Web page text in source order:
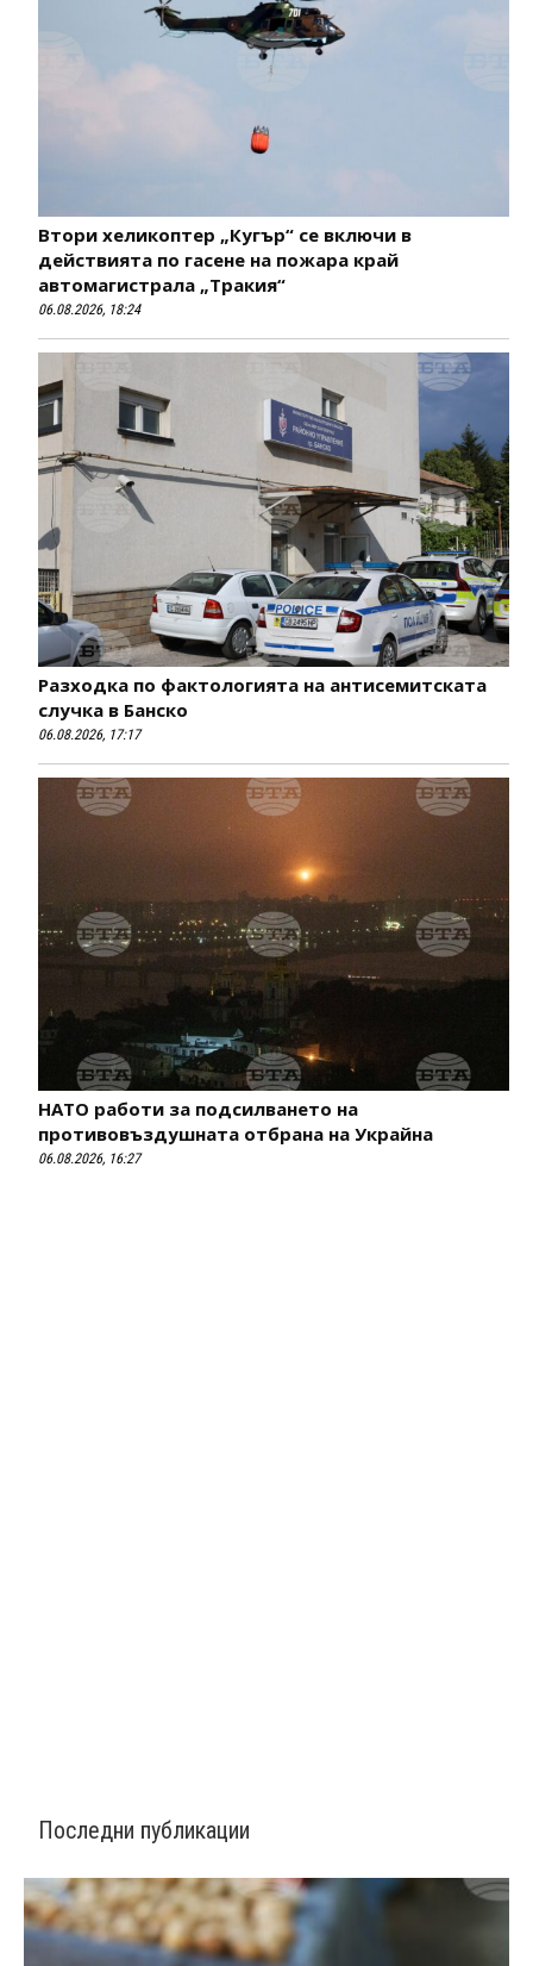
Втори хеликоптер „Кугър“ се включи в
действията по гасене на пожара край
автомагистрала „Тракия“
06.08.2026, 18:24
Разходка по фактологията на антисемитската
случка в Банско
06.08.2026, 17:17
НАТО работи за подсилването на
противовъздушната отбрана на Украйна
06.08.2026, 16:27
Последни публикации